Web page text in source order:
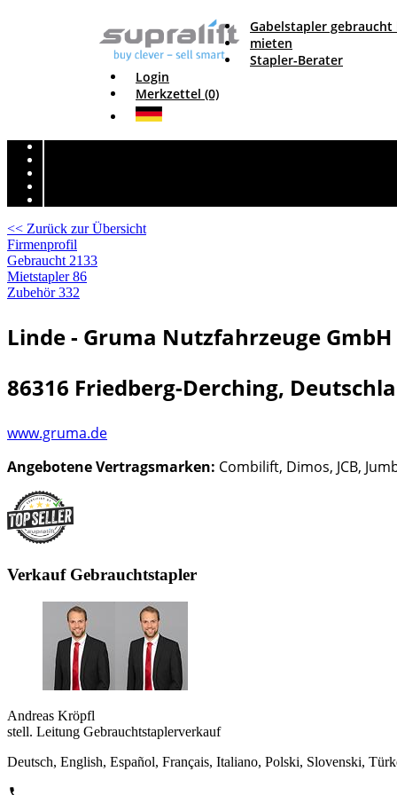
Gabelstapler gebraucht
mieten
Stapler-Berater
Login
Merkzettel (0)
<< Zurück zur Übersicht
Firmenprofil
Gebraucht 2133
Mietstapler86
Zubehör332
Linde - Gruma Nutzfahrzeuge GmbH
86316 Friedberg-Derching,
www.gruma.de
Angebotene Vertragsmarken: Combilift, Dimos, JCB,
Verkauf Gebrauchtstapler
Andreas Kröpfl
stell. Leitung Gebrauchtstaplerverkauf
Deutsch, English, Español, Français, Italiano, Polski, Slovenski,